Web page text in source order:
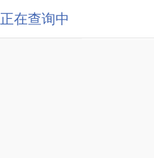
正在查询中